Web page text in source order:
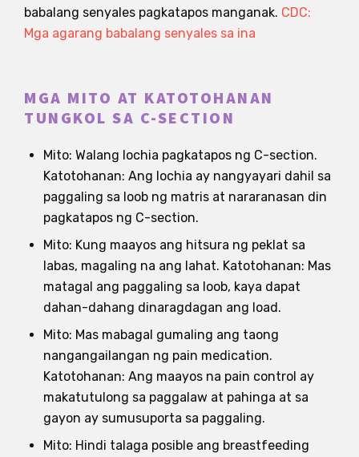
babalang senyales pagkatapos manganak. CDC:
Mga agarang babalang senyales sa ina
MGA MITO AT KATOTOHANAN
TUNGKOL SA C-SECTION
Mito: Walang lochia pagkatapos ng C-section.
Katotohanan: Ang lochia ay nangyayari dahil sa
paggaling sa loob ng matris at nararanasan din
pagkatapos ng C-section.
Mito: Kung maayos ang hitsura ng peklat sa
labas, magaling na ang lahat. Katotohanan: Mas
matagal ang paggaling sa loob, kaya dapat
dahan-dahang dinaragdagan ang load.
Mito: Mas mabagal gumaling ang taong
nangangailangan ng pain medication.
Katotohanan: Ang maayos na pain control ay
makatutulong sa paggalaw at pahinga at sa
gayon ay sumusuporta sa paggaling.
Mito: Hindi talaga posible ang breastfeeding